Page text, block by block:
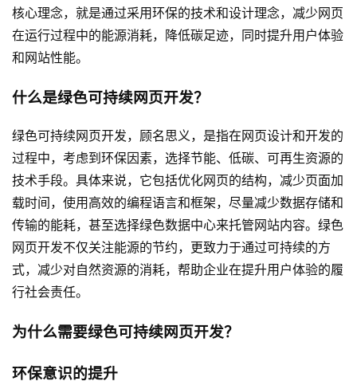
核心理念，就是通过采用环保的技术和设计理念，减少网页
在运行过程中的能源消耗，降低碳足迹，同时提升用户体验
和网站性能。
什么是绿色可持续网页开发？
绿色可持续网页开发，顾名思义，是指在网页设计和开发的
过程中，考虑到环保因素，选择节能、低碳、可再生资源的
技术手段。具体来说，它包括优化网页的结构，减少页面加
载时间，使用高效的编程语言和框架，尽量减少数据存储和
传输的能耗，甚至选择绿色数据中心来托管网站内容。绿色
网页开发不仅关注能源的节约，更致力于通过可持续的方
式，减少对自然资源的消耗，帮助企业在提升用户体验的履
行社会责任。
为什么需要绿色可持续网页开发？
环保意识的提升